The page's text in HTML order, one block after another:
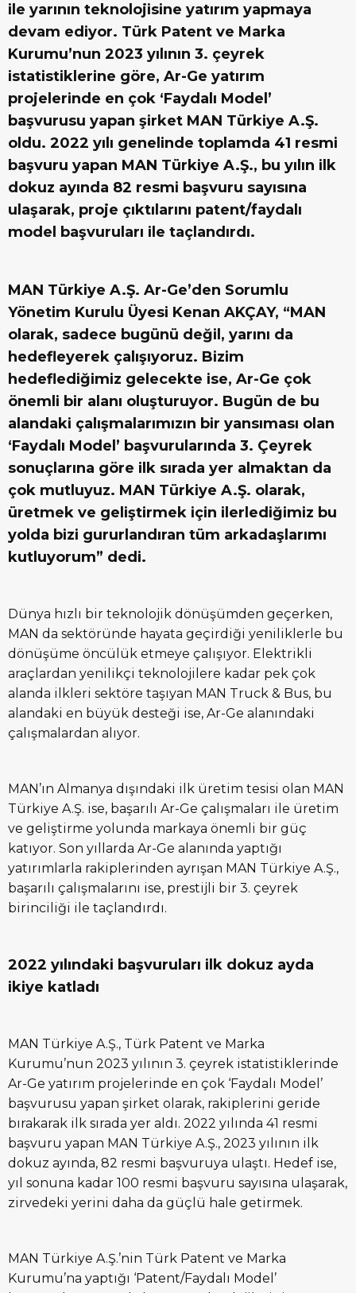
ile yarının teknolojisine yatırım yapmaya
devam ediyor. Türk Patent ve Marka
Kurumu’nun 2023 yılının 3. çeyrek
istatistiklerine göre, Ar-Ge yatırım
projelerinde en çok ‘Faydalı Model’
başvurusu yapan şirket MAN Türkiye A.Ş.
oldu. 2022 yılı genelinde toplamda 41 resmi
başvuru yapan MAN Türkiye A.Ş., bu yılın ilk
dokuz ayında 82 resmi başvuru sayısına
ulaşarak, proje çıktılarını patent/faydalı
model başvuruları ile taçlandırdı.
MAN Türkiye A.Ş. Ar-Ge’den Sorumlu
Yönetim Kurulu Üyesi Kenan AKÇAY, “MAN
olarak, sadece bugünü değil, yarını da
hedefleyerek çalışıyoruz. Bizim
hedeflediğimiz gelecekte ise, Ar-Ge çok
önemli bir alanı oluşturuyor. Bugün de bu
alandaki çalışmalarımızın bir yansıması olan
‘Faydalı Model’ başvurularında 3. Çeyrek
sonuçlarına göre ilk sırada yer almaktan da
çok mutluyuz. MAN Türkiye A.Ş. olarak,
üretmek ve geliştirmek için ilerlediğimiz bu
yolda bizi gururlandıran tüm arkadaşlarımı
kutluyorum” dedi.
Dünya hızlı bir teknolojik dönüşümden geçerken,
MAN da sektöründe hayata geçirdiği yeniliklerle bu
dönüşüme öncülük etmeye çalışıyor. Elektrikli
araçlardan yenilikçi teknolojilere kadar pek çok
alanda ilkleri sektöre taşıyan MAN Truck & Bus, bu
alandaki en büyük desteği ise, Ar-Ge alanındaki
çalışmalardan alıyor.
MAN’ın Almanya dışındaki ilk üretim tesisi olan MAN
Türkiye A.Ş. ise, başarılı Ar-Ge çalışmaları ile üretim
ve geliştirme yolunda markaya önemli bir güç
katıyor. Son yıllarda Ar-Ge alanında yaptığı
yatırımlarla rakiplerinden ayrışan MAN Türkiye A.Ş.,
başarılı çalışmalarını ise, prestijli bir 3. çeyrek
birinciliği ile taçlandırdı.
2022 yılındaki başvuruları ilk dokuz ayda
ikiye katladı
MAN Türkiye A.Ş., Türk Patent ve Marka
Kurumu’nun 2023 yılının 3. çeyrek istatistiklerinde
Ar-Ge yatırım projelerinde en çok ‘Faydalı Model’
başvurusu yapan şirket olarak, rakiplerini geride
bırakarak ilk sırada yer aldı. 2022 yılında 41 resmi
başvuru yapan MAN Türkiye A.Ş., 2023 yılının ilk
dokuz ayında, 82 resmi başvuruya ulaştı. Hedef ise,
yıl sonuna kadar 100 resmi başvuru sayısına ulaşarak,
zirvedeki yerini daha da güçlü hale getirmek.
MAN Türkiye A.Ş.’nin Türk Patent ve Marka
Kurumu’na yaptığı ‘Patent/Faydalı Model’